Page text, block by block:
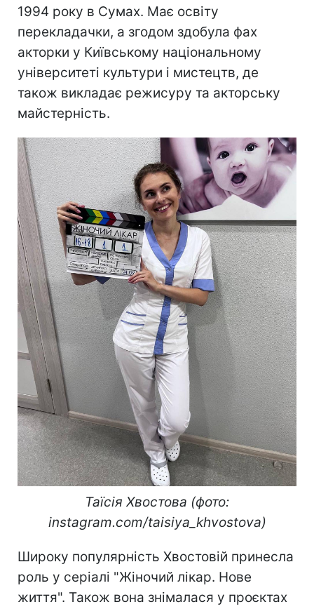
1994 року в Сумах. Має освіту
перекладачки, а згодом здобула фах
акторки у Київському національному
університеті культури і мистецтв, де
також викладає режисуру та акторську
майстерність.
Таїсія Хвостова (фото:
instagram.com/taisiya_khvostova)
Широку популярність Хвостовій принесла
роль у серіалі "Жіночий лікар. Нове
життя". Також вона знімалася у проєктах